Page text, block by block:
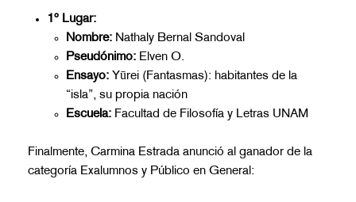
1º Lugar:
Nombre: Nathaly Bernal Sandoval
Pseudónimo: Elven O.
Ensayo: Yūrei (Fantasmas): habitantes de la
“isla”, su propia nación
Escuela: Facultad de Filosofía y Letras UNAM
Finalmente, Carmina Estrada anunció al ganador de la
categoría Exalumnos y Público en General: